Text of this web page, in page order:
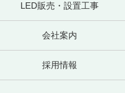
LED販売・設置工事
会社案内
採用情報